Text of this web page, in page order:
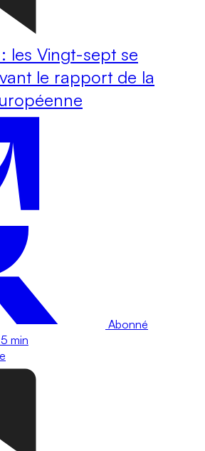
les Vingt-sept se
le rapport de la
Abonné
5 min